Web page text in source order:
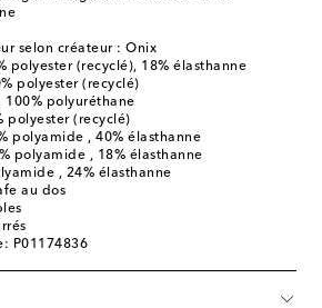
selon créateur : Onix
polyester (recyclé), 18% élasthanne
polyester (recyclé)
100% polyuréthane
polyester (recyclé)
polyamide , 40% élasthanne
polyamide , 18% élasthanne
, 24% élasthanne
au dos
P01174836